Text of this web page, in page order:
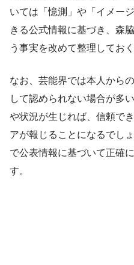
いては「憶測」や「イメー
きる公式情報に基づき、森
う事実を改めて整理してお
なお、芸能界では本人から
して認められない場合が多
や状況が生じれば、信頼で
アが報じることになるでし
で公表情報に基づいて正確
す。